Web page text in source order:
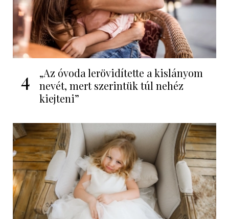
4
„Az óvoda lerövidítette a kislányom
nevét, mert szerintük túl nehéz
kiejteni”